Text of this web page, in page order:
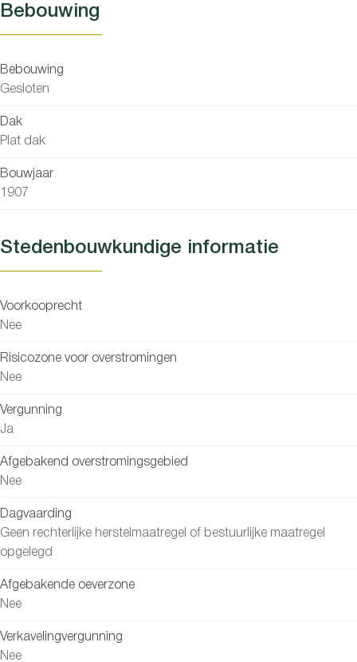
Bebouwing
Bebouwing
Gesloten
Dak
Plat dak
Bouwjaar
1907
Stedenbouwkundige informatie
Voorkooprecht
Nee
Risicozone voor overstromingen
Nee
Vergunning
Ja
Afgebakend overstromingsgebied
Nee
Dagvaarding
Geen rechterlijke herstelmaatregel of bestuurlijke maatregel
opgelegd
Afgebakende oeverzone
Nee
Verkavelingvergunning
Nee